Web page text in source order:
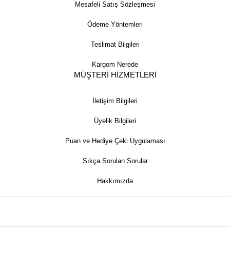
Mesafeli Satış Sözleşmesi
Ödeme Yöntemleri
Teslimat Bilgileri
Kargom Nerede
MÜŞTERİ HİZMETLERİ
İletişim Bilgileri
Üyelik Bilgileri
Puan ve Hediye Çeki Uygulaması
Sıkça Sorulan Sorular
Hakkımızda